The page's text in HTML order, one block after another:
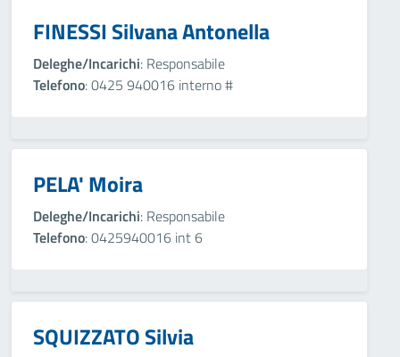
FINESSI Silvana Antonella
Deleghe/Incarichi: Responsabile
Telefono: 0425 940016 interno #
PELA' Moira
Deleghe/Incarichi: Responsabile
Telefono: 0425940016 int 6
SQUIZZATO Silvia